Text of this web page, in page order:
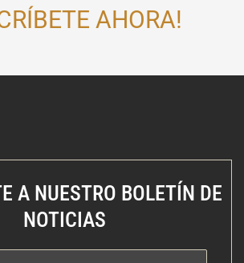
AHORA!
A NUESTRO BOLETÍN DE
NOTICIAS